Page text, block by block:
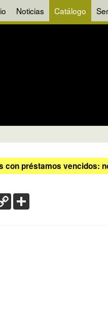
Noticias Catálogo
con préstamos vencidos:
Copy
Link